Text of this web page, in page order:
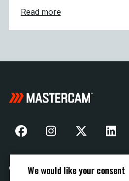
Read moreabout Mastercam
Cookie Preferences
We would like your consent